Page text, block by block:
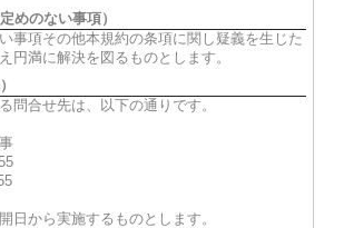
めのない事項）
事項その他本規約の条項に関し疑義を生じた
円満に解決を図るものとします。
問合せ先は、以下の通りです。
日から実施するものとします。